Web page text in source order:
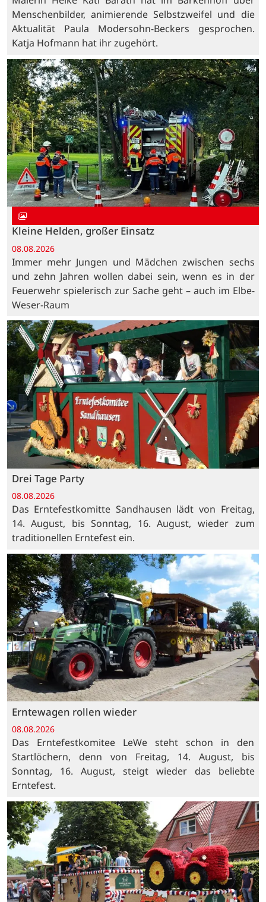
Menschenbilder, animierende Selbstzweifel und die
Aktualität Paula Modersohn-Beckers gesprochen.
Katja Hofmann hat ihr zugehört.
Kleine Helden, großer Einsatz
08.08.2026
Immer mehr Jungen und Mädchen zwischen sechs
und zehn Jahren wollen dabei sein, wenn es in der
Feuerwehr spielerisch zur Sache geht – auch im Elbe-
Weser-Raum
Drei Tage Party
08.08.2026
Das Erntefestkomitte Sandhausen lädt von Freitag,
14. August, bis Sonntag, 16. August, wieder zum
traditionellen Erntefest ein.
Erntewagen rollen wieder
08.08.2026
Das Erntefestkomitee LeWe steht schon in den
Startlöchern, denn von Freitag, 14. August, bis
Sonntag, 16. August, steigt wieder das beliebte
Erntefest.